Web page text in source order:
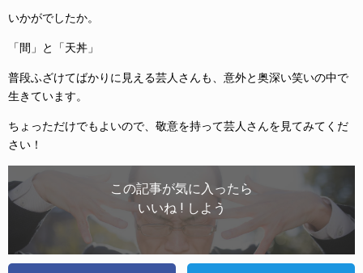
いかがでしたか。
「間」と「天丼」
普段ふざけてばかりに見える芸人さんも、意外と奥深い笑いの中で
生きています。
ちょっただけでもよいので、敬意を持って芸人さんを見てみてくだ
さい！
この記事が気に入ったら
いいね ! しよう